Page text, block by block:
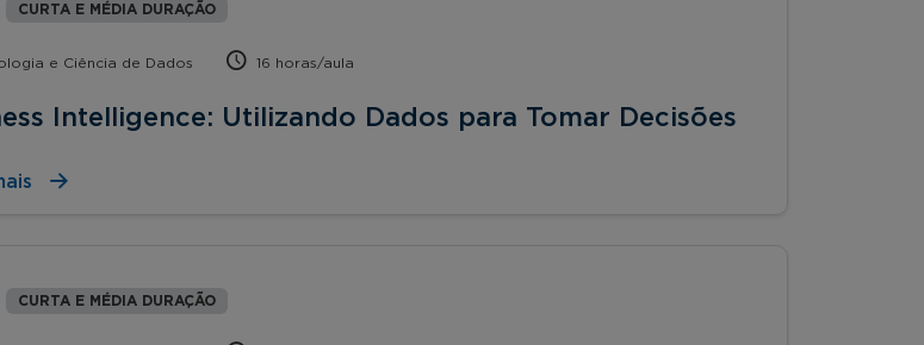
CURTA E MÉDIA DURAÇÃO
e Ciência de Dados 16 horas/aula
Intelligence: Utilizando Dados para Tomar Decisões
CURTA E MÉDIA DURAÇÃO